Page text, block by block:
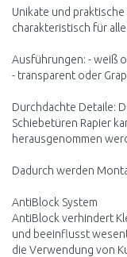
Unikate und
charakteristisch für
Ausführungen: - weiß
- transparent oder
Durchdachte Detaile:
Schiebetüren Rapier
herausgenommen
Dadurch werden
AntiBlock System
AntiBlock verhindert
und beeinflusst
die Verwendung von